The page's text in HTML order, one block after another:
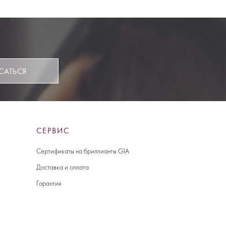
СЕРВИС
Сертификаты на бриллианты GIA
Доставка и оплата
Гарантия